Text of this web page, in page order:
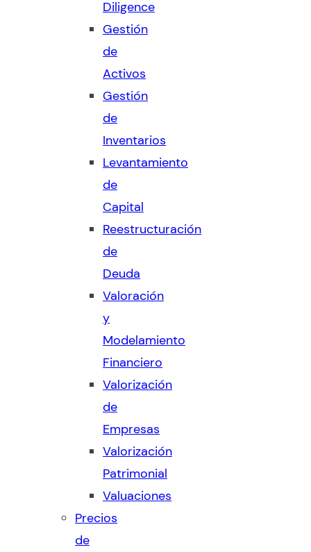
Diligence
Gestión
de
Activos
Gestión
de
Inventarios
Levantamiento
de
Capital
Reestructuración
de
Deuda
Valoración
y
Modelamiento
Financiero
Valorización
de
Empresas
Valorización
Patrimonial
Valuaciones
Precios
de